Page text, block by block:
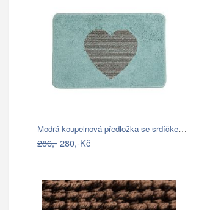
Modrá koupelnová předložka se srdíčkem …
286,-280,-Kč